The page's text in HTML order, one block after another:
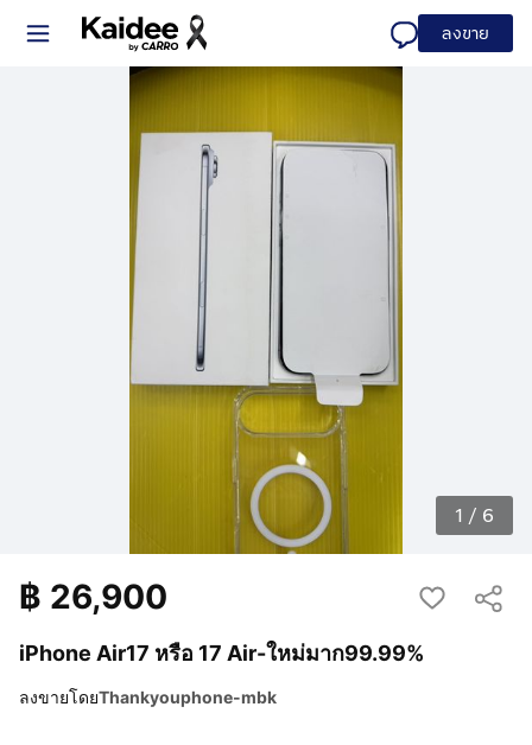
ลงขาย
1 / 6
iPhone Air17 หรือ 17 Air-ใหม่มาก99.99%
฿ 26,900
ลงขายโดยThankyouphone-mbk